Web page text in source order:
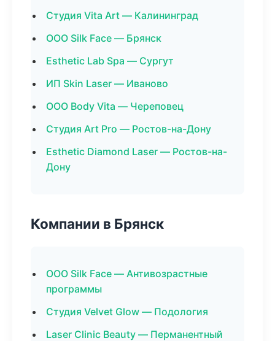
Студия Vita Art — Калининград
ООО Silk Face — Брянск
Esthetic Lab Spa — Сургут
ИП Skin Laser — Иваново
ООО Body Vita — Череповец
Студия Art Pro — Ростов-на-Дону
Esthetic Diamond Laser — Ростов-на-
Дону
Компании в Брянск
ООО Silk Face — Антивозрастные
программы
Студия Velvet Glow — Подология
Laser Clinic Beauty — Перманентный